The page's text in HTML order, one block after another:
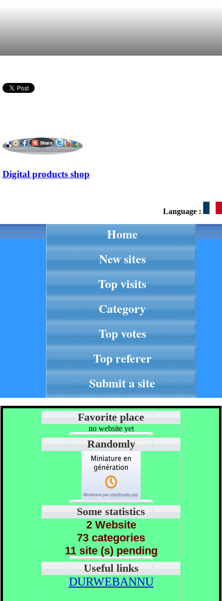
Digital products shop
Language :
Home
New sites
Top visits
Category
Top votes
Top referer
Submit a site
Favorite place
no website yet
Randomly
Some statistics
2 Website
73 categories
11 site (s) pending
Useful links
DURWEBANNU